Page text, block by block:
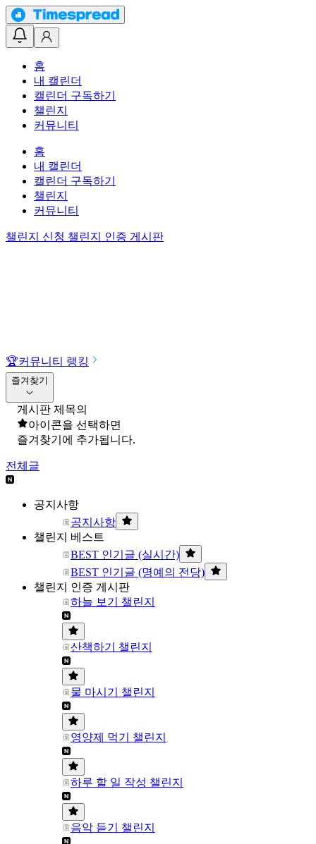
홈
내 캘린더
캘린더 구독하기
챌린지
커뮤니티
홈
내 캘린더
캘린더 구독하기
챌린지
커뮤니티
챌린지 신청 챌린지 인증 게시판
🏆커뮤니티 랭킹
즐겨찾기
게시판 제목의
아이콘을 선택하면
즐겨찾기에 추가됩니다.
전체글
공지사항
공지사항
챌린지 베스트
BEST 인기글 (실시간)
BEST 인기글 (명예의 전당)
챌린지 인증 게시판
하늘 보기 챌린지
산책하기 챌린지
물 마시기 챌린지
영양제 먹기 챌린지
하루 할 일 작성 챌린지
음악 듣기 챌린지